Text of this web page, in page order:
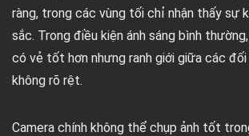
ràng, trong các vùng tối chỉ nhận thấy sự
sắc. Trong điều kiện ánh sáng bình
có vẻ tốt hơn nhưng ranh giới giữa các
không rõ rệt.
Camera chính không thể chụp ảnh tốt